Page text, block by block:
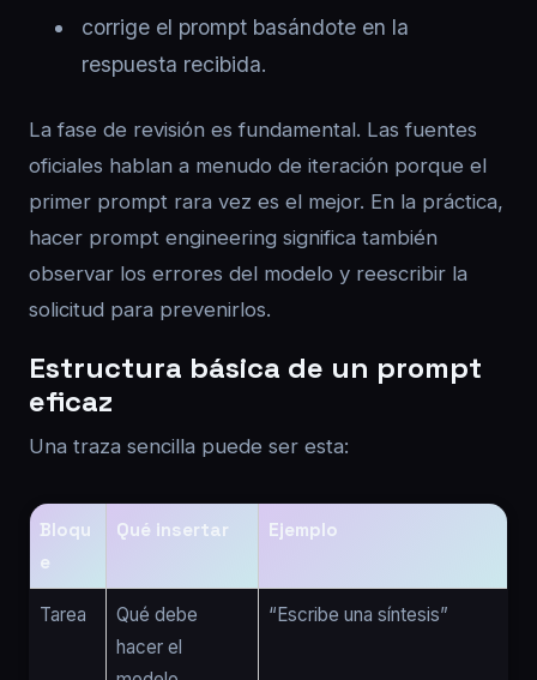
corrige el prompt basándote en la
respuesta recibida.
La fase de revisión es fundamental. Las fuentes
oficiales hablan a menudo de iteración porque el
primer prompt rara vez es el mejor. En la práctica,
hacer prompt engineering significa también
observar los errores del modelo y reescribir la
solicitud para prevenirlos.
Estructura básica de un prompt
eficaz
Una traza sencilla puede ser esta:
Bloqu
e
Qué insertar Ejemplo
Tarea
Qué debe
hacer el
“Escribe una síntesis”